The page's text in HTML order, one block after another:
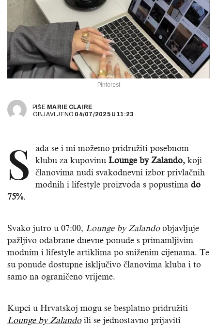
Pinterest
PIŠE MARIE CLAIRE
OBJAVLJENO 04/07/2025 U 11:23
S
ada se i mi možemo pridružiti posebnom
klubu za kupovinu Lounge by Zalando, koji
članovima nudi svakodnevni izbor privlačnih
modnih i lifestyle proizvoda s popustima do
75%.
Svako jutro u 07:00, Lounge by Zalandoobjavljuje
pažljivo odabrane dnevne ponude s primamljivim
modnim i lifestyle artiklima po sniženim cijenama. Te
su ponude dostupne isključivo članovima kluba i to
samo na ograničeno vrijeme.
Kupci u Hrvatskoj mogu se besplatno pridružiti
Lounge by Zalando ili se jednostavno prijaviti